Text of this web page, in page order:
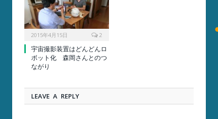
2015年4月15日 2
宇宙撮影装置はどんどんロ
ボット化 森岡さんとのつ
ながり
LEAVE A REPLY